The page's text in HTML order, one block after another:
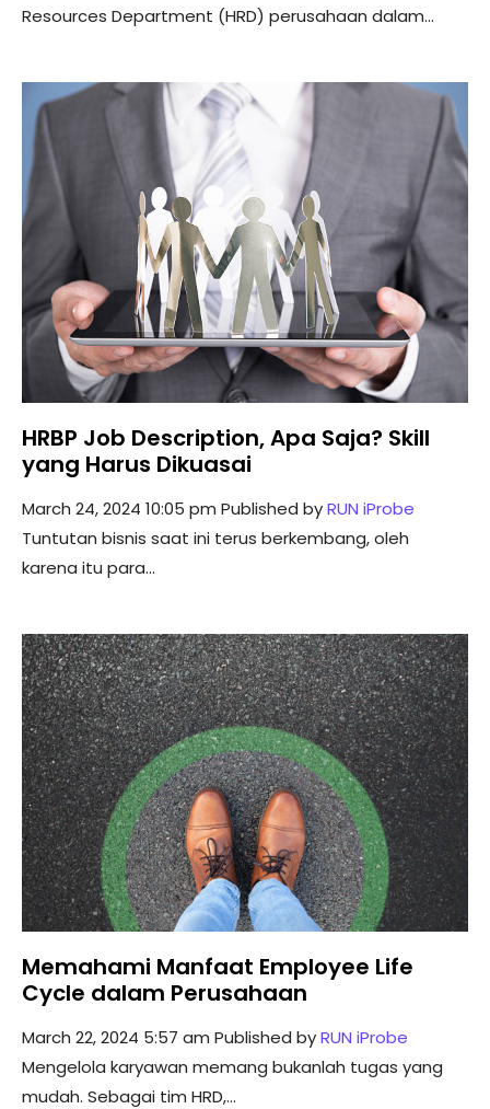
Resources Department (HRD) perusahaan dalam...
HRBP Job Description, Apa Saja? Skill
yang Harus Dikuasai
March 24, 2024 10:05 pm Published byRUN iProbe
Tuntutan bisnis saat ini terus berkembang, oleh
karena itu para...
Memahami Manfaat Employee Life
Cycle dalam Perusahaan
March 22, 2024 5:57 am Published byRUN iProbe
Mengelola karyawan memang bukanlah tugas yang
mudah. Sebagai tim HRD,...